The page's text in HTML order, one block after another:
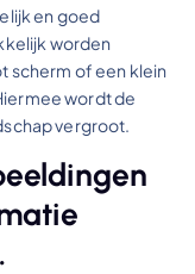
en goed
worden
scherm of een klein
wordt de
vergroot.